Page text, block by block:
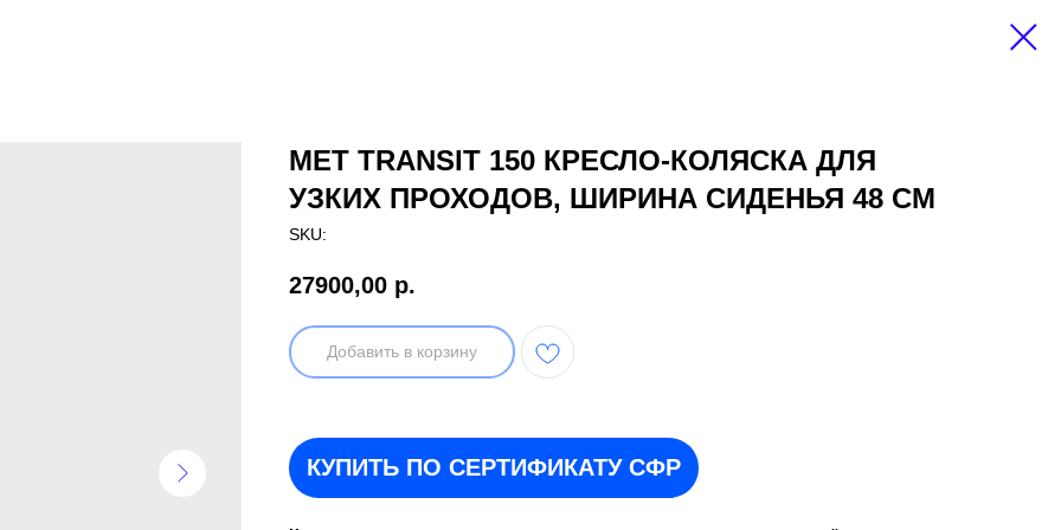
МЕТ TRANSIT 150 КРЕСЛО-КОЛЯСКА ДЛЯ
УЗКИХ ПРОХОДОВ, ШИРИНА СИДЕНЬЯ 48 СМ
SKU:
27900,00 р.
Добавить в корзину
КУПИТЬ ПО СЕРТИФИКАТУ СФР